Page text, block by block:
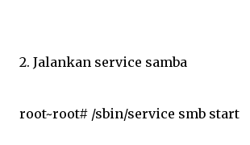
2. Jalankan service samba
root~root# /sbin/service smb start